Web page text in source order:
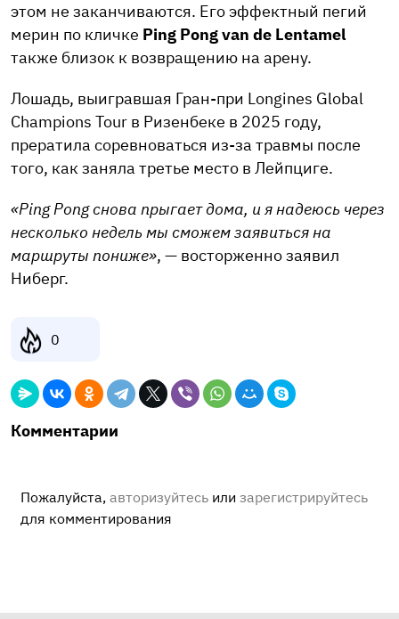
этом не заканчиваются. Его эффектный пегий
мерин по кличке Ping Pong van de Lentamel
также близок к возвращению на арену.
Лошадь, выигравшая Гран-при Longines Global
Champions Tour в Ризенбеке в 2025 году,
прератила соревноваться из-за травмы после
того, как заняла третье место в Лейпциге.
«Ping Pong снова прыгает дома, и я надеюсь через
несколько недель мы сможем заявиться на
маршруты пониже», — восторженно заявил
Ниберг.
0
Комментарии
Пожалуйста, авторизуйтесь или зарегистрируйтесь
для комментирования